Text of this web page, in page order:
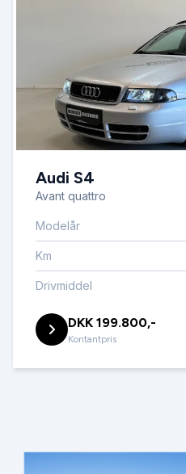
Audi S4
Avant quattro
Modelår
Km
Drivmiddel
DKK 199.800,-
Kontantpris